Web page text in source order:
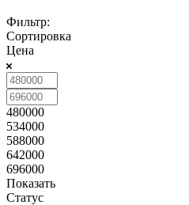
Фильтр:
Сортировка
Цена
480000
534000
588000
642000
696000
Показать
Статус